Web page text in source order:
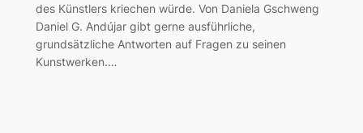
des Künstlers kriechen würde. Von Daniela Gschweng
Daniel G. Andújar gibt gerne ausführliche,
grundsätzliche Antworten auf Fragen zu seinen
Kunstwerken.…